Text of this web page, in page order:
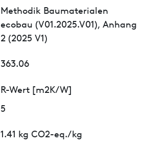
Methodik Baumaterialen
ecobau (V01.2025.V01), Anhang
2 (2025 V1)
363.06
R-Wert [m2K/W]
5
1.41 kg CO2-eq./kg